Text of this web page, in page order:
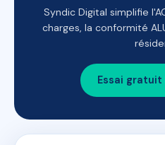
Syndic Digital simplifie
charges, la conformité
Essai